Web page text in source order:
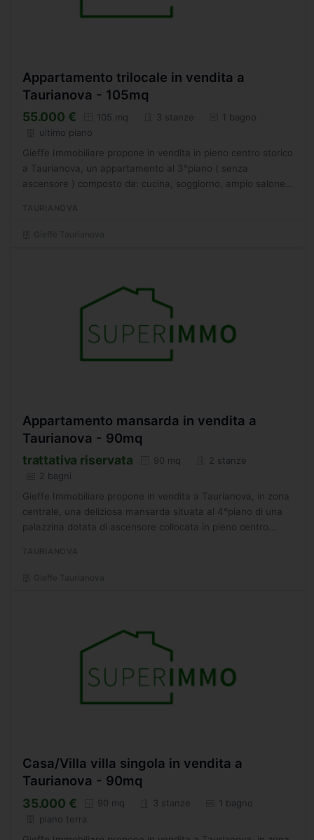
Appartamento trilocale in vendita a
Taurianova - 105mq
55.000 € 105 mq 3 stanze
1 bagno
ultimo piano
Gieffe Immobiliare propone in vendita in pieno centro storico
a Taurianova, un appartamento al 3°piano ( senza
ascensore ) composto da: cucina, soggiorno, ampio salone,
Appartamento mansarda in vendita a
Taurianova - 90mq
trattativa riservata 90 mq
2 stanze
2 bagni
Gieffe Immobiliare propone in vendita a Taurianova, in zona
centrale, una deliziosa mansarda situata al 4°piano di una
palazzina dotata di ascensore collocata in pieno centro
Casa/Villa villa singola in vendita a
Taurianova - 90mq
35.000 € 90 mq 3 stanze
1 bagno
piano terra